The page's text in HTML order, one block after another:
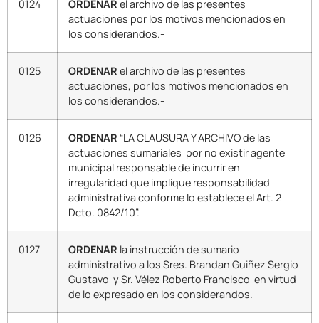
0124 ORDENAR el archivo de las presentes
actuaciones por los motivos mencionados en
los considerandos.-
0125 ORDENAR el archivo de las presentes
actuaciones, por los motivos mencionados en
los considerandos.-
0126 ORDENAR “LA CLAUSURA Y ARCHIVO de las
actuaciones sumariales por no existir agente
municipal responsable de incurrir en
irregularidad que implique responsabilidad
administrativa conforme lo establece el Art. 2
Dcto. 0842/10”.-
0127 ORDENAR la instrucción de sumario
administrativo a los Sres. Brandan Guiñez Sergio
Gustavo y Sr. Vélez Roberto Francisco en virtud
de lo expresado en los considerandos.-